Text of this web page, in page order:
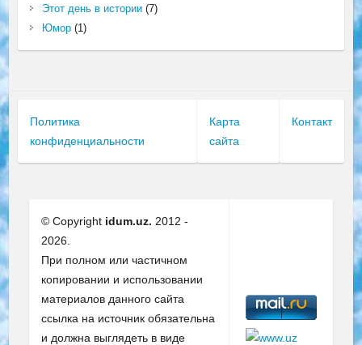
Этот день в истории(7)
Юмор(1)
Политика
конфиденциальности
Карта
сайта
Контакт
© Copyright idum.uz. 2012 -
2026.
При полном или частичном
копировании и использовании
материалов данного сайта
ссылка на источник обязательна
и должна выглядеть в виде